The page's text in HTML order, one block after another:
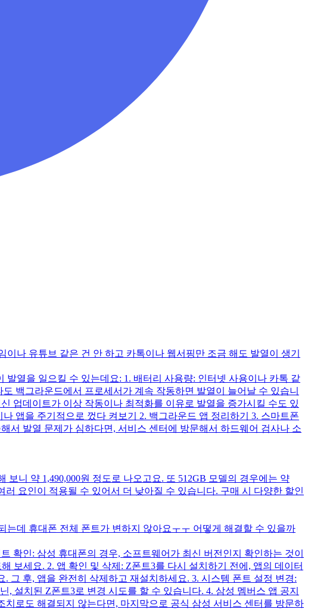
나 유튜브 같은 건 안 하고 카톡이나 웹서핑만 조금 해도 발열이 생기
열을 일으킬 수 있는데요: 1. 배터리 사용량: 인터넷 사용이나 카톡 같
백그라운드에서 프로세서가 계속 작동하면 발열이 늘어날 수 있습니
업데이트가 이상 작동이나 최적화를 이유로 발열을 증가시킬 수도 있
앱을 주기적으로 껐다 켜보기 2. 백그라운드 앱 정리하기 3. 스마트폰
서 발열 문제가 심하다면, 서비스 센터에 방문해서 하드웨어 검사나 소
니 약 1,490,000원 정도로 나오고요. 또 512GB 모델의 경우에는 약
요인이 적용될 수 있어서 더 낮아질 수 있습니다. 구매 시 다양한 할인
데 휴대폰 전체 폰트가 변하지 않아요ㅜㅜ 어떻게 해결할 수 있을까
확인: 삼성 휴대폰의 경우, 소프트웨어가 최신 버전인지 확인하는 것이
보세요. 2. 앱 확인 및 삭제: Z폰트3를 다시 설치하기 전에, 앱의 데이터
그 후, 앱을 완전히 삭제하고 재설치하세요. 3. 시스템 폰트 설정 변경:
설치된 Z폰트3로 변경 시도를 할 수 있습니다. 4. 삼성 멤버스 앱 공지
로도 해결되지 않는다면, 마지막으로 공식 삼성 서비스 센터를 방문하